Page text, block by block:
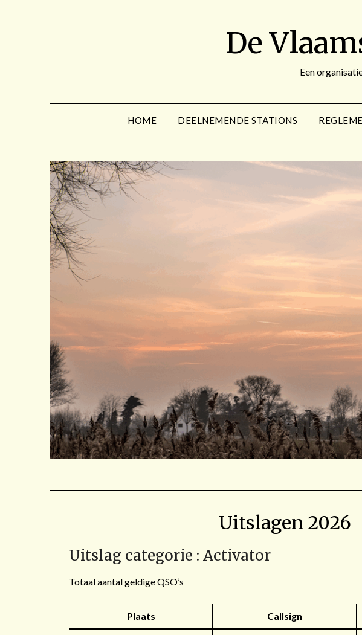
De
Een
HOME DEELNEMENDE STATIONS
Uitslagen 2026
Uitslag categorie : Activator
Totaal aantal geldige QSO’s
Plaats Callsign